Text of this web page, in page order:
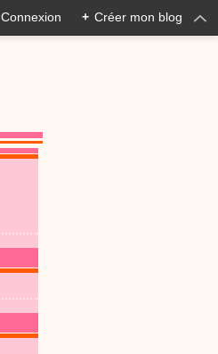
Connexion + Créer mon blog